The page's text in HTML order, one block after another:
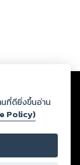
ะเมิดสิทธิใน
ธรรม ดังนั้น ผู้อ่าน
ะหากท่านพบว่าส่วน
เพื่อทีมงานจะได้
มพระราชบัญญัติ
นที่ดียิ่งขึ้นอ่าน
Policy)